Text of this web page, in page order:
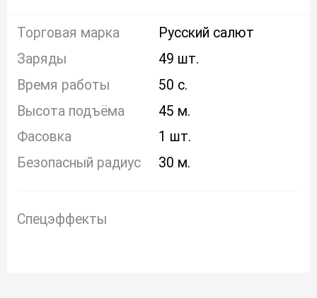
Торговая марка
Русский салют
Заряды
49 шт.
Время работы
50 с.
Высота подъёма
45 м.
Фасовка
1 шт.
Безопасный радиус
30 м.
Спецэффекты